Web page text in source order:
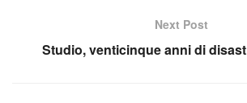
Next Post
Studio, venticinque anni di